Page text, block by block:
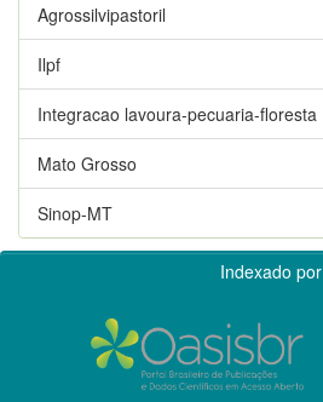
Agrossilvipastoril
Ilpf
Integracao lavoura-pecuaria-floresta
Mato Grosso
Sinop-MT
Indexado por